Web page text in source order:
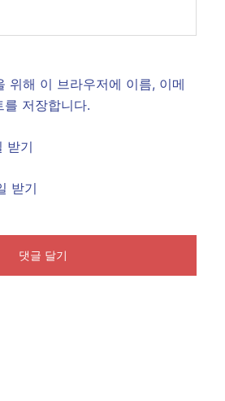
위해 이 브라우저에 이름, 이메
를 저장합니다.
받기
받기